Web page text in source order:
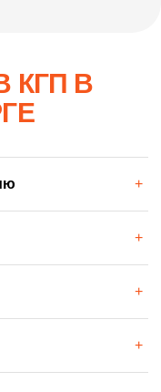
КГП В
+
+
+
+